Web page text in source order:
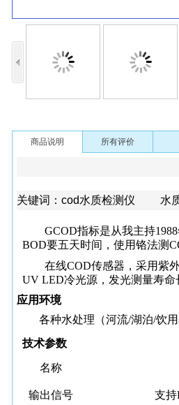
商品说明 所有评价
关键词：cod水质检测仪
GCOD指标是从我主持
BOD要五天时间，使用铬法测
在线COD传感器，采用紫
UV LED冷光源，发光测量寿命
应用环境
各种水处理（河流/湖泊/饮
技术参数
名称
输出信号 支持